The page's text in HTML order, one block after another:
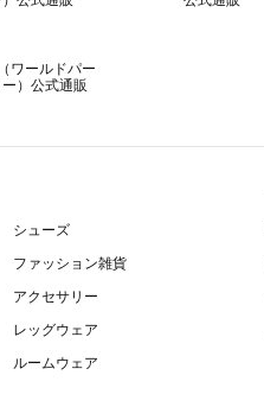
シューズ
ファッション雑貨
アクセサリー
レッグウェア
ルームウェア